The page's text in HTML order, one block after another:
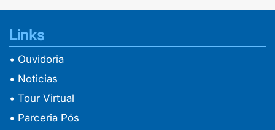
Links
• Ouvidoria
• Noticias
• Tour Virtual
• Parceria Pós